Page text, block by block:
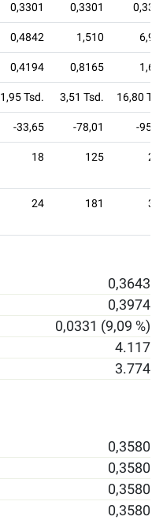
0,3301 0,3301
0,4842 1,510
0,4194 0,8165
1,95 Tsd. 3,51 Tsd. 16,80
-33,65 -78,01 -
18 125
24 181
0,3643
0,3974
0,0331 (9,09 %)
4.117
3.774
0,3580
0,3580
0,3580
0,3580